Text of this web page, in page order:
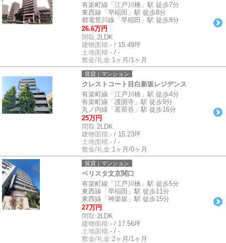
有楽町線「江戸川橋」駅 徒歩7分
東西線「早稲田」駅 徒歩8分
都電荒川線「早稲田」駅 徒歩8分
26.6万円
間取:2LDK
建物面積:- / 15.49坪
土地面積:- / -
敷金/礼金:1ヶ月/1ヶ月
賃貸｜マンション
クレストコート目白新坂レジデンス
有楽町線「江戸川橋」駅 徒歩4分
有楽町線「護国寺」駅 徒歩9分
丸ノ内線「茗荷谷」駅 徒歩16分
25万円
間取:2LDK
建物面積:- / 15.23坪
土地面積:- / -
敷金/礼金:1ヶ月/0ヶ月
賃貸｜マンション
ベリスタ文京関口
有楽町線「江戸川橋」駅 徒歩5分
東西線「早稲田」駅 徒歩11分
東西線「神楽坂」駅 徒歩15分
27万円
間取:2LDK
建物面積:- / 17.56坪
土地面積:- / -
敷金/礼金:2ヶ月/1ヶ月